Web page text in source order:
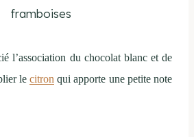
framboises
l’association du chocolat blanc et de
le citron qui apporte une petite note